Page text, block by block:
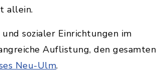
allein.
sozialer Einrichtungen im
Auflistung, den gesamten
Neu-Ulm.